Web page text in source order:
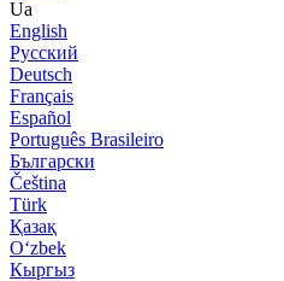
Ua
English
Русский
Deutsch
Français
Español
Português Brasileiro
Български
Čeština
Türk
Қазақ
Оʻzbek
Кыргыз